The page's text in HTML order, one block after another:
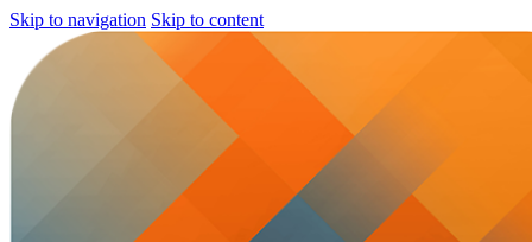
Skip to navigation Skip to content